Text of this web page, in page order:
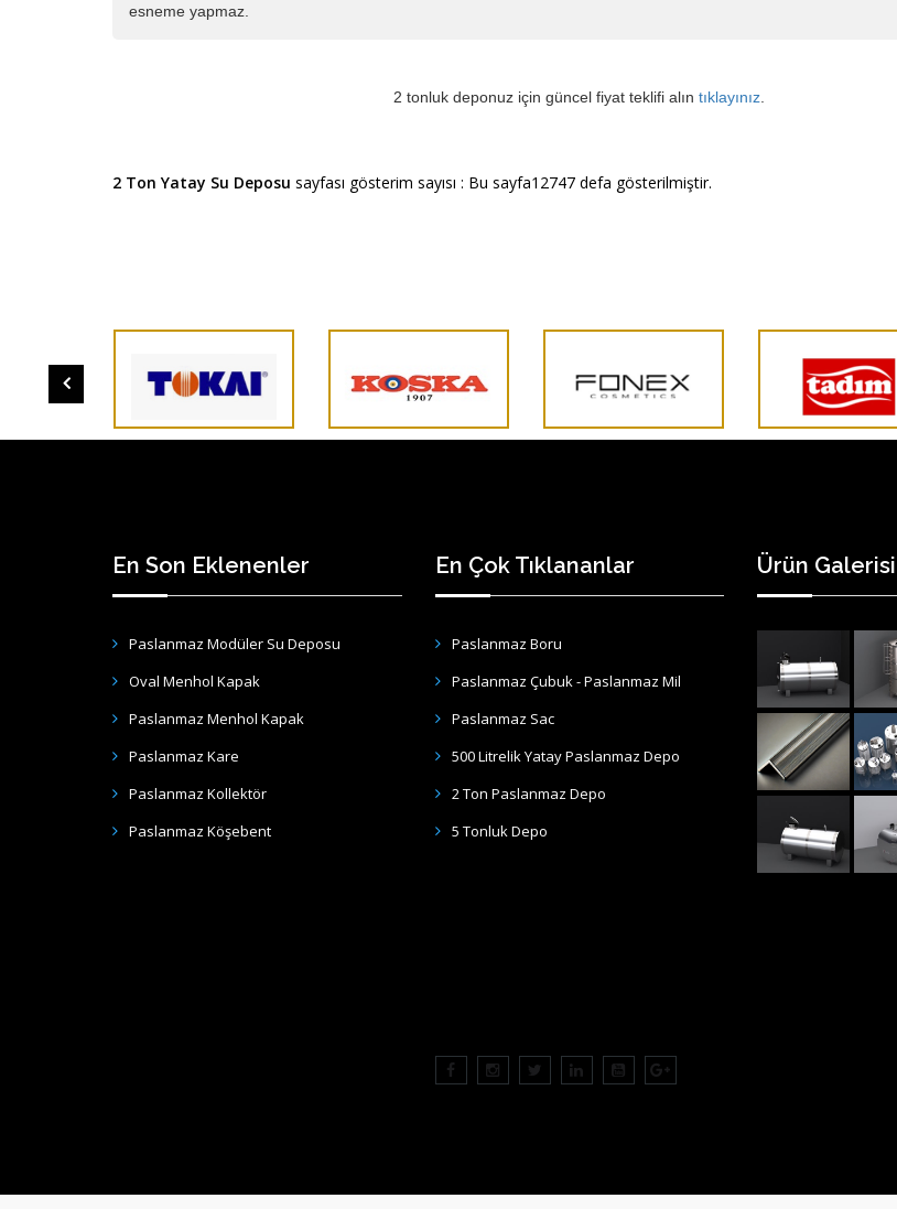
esneme yapmaz.
2 tonluk deponuz için güncel fiyat teklifi alıntıklayınız
2 Ton Yatay Su Deposu sayfası gösterim sayısı : Bu sayfa12747 defa gösterilmiştir.
En Son Eklenenler
Paslanmaz Modüler Su Deposu
Oval Menhol Kapak
Paslanmaz Menhol Kapak
Paslanmaz Kare
Paslanmaz Kollektör
Paslanmaz Köşebent
En Çok Tıklananlar
Paslanmaz Boru
Paslanmaz Çubuk - Paslanmaz Mil
Paslanmaz Sac
500 Litrelik Yatay Paslanmaz Depo
2 Ton Paslanmaz Depo
5 Tonluk Depo
Ürün Galerisi